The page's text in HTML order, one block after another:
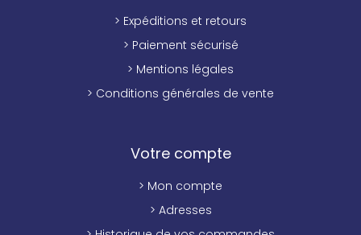
> Expéditions et retours
> Paiement sécurisé
> Mentions légales
> Conditions générales de vente
Votre compte
> Mon compte
> Adresses